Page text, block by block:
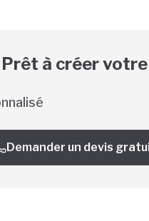
Prêt à créer
Demander un devis